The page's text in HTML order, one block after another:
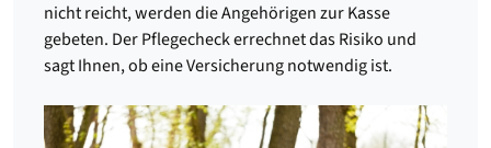
nicht reicht, werden die Angehörigen zur Kasse
gebeten. Der Pflegecheck errechnet das Risiko und
sagt Ihnen, ob eine Versicherung notwendig ist.